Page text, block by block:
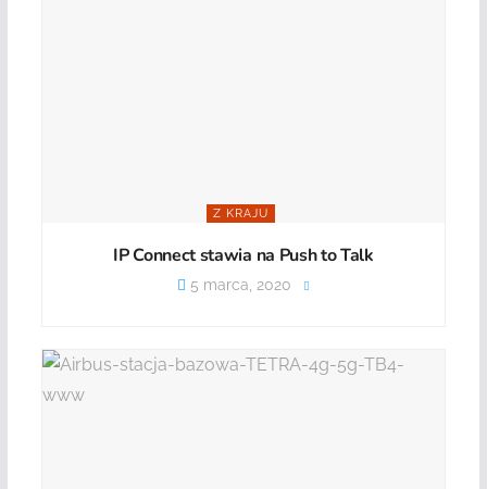
Z KRAJU
IP Connect stawia na Push to Talk
5 marca, 2020